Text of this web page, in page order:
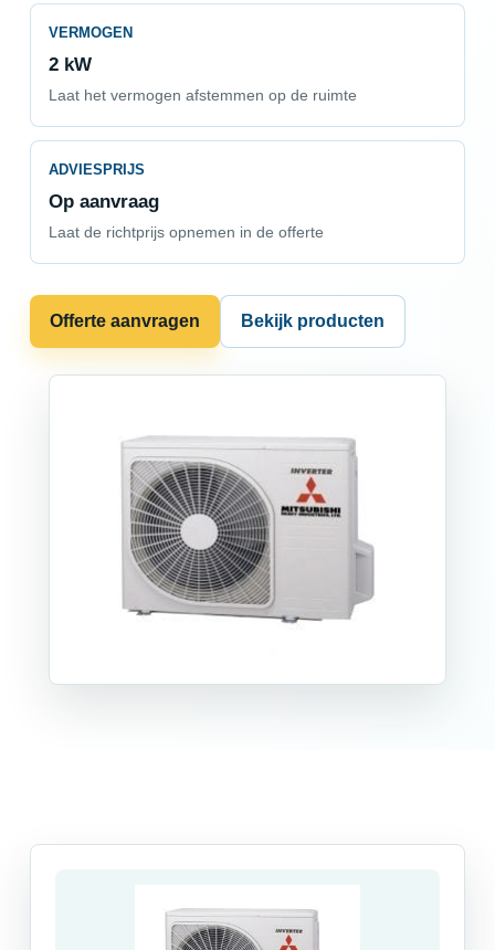
VERMOGEN
2 kW
Laat het vermogen afstemmen op de ruimte
ADVIESPRIJS
Op aanvraag
Laat de richtprijs opnemen in de offerte
Offerte aanvragen Bekijk producten